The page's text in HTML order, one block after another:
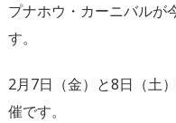
プナホウ・カーニバルが
す。
2月7日（金）と8日（土）
催です。